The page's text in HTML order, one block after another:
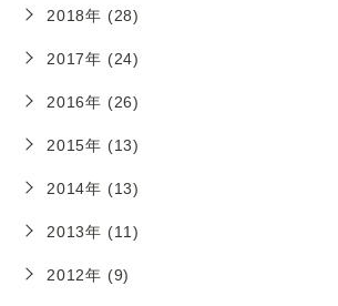
2018年 (28)
2017年 (24)
2016年 (26)
2015年 (13)
2014年 (13)
2013年 (11)
2012年 (9)